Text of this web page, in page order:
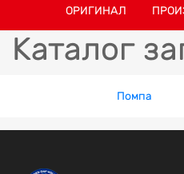
ОРИГИНАЛ
Каталог
Помпа